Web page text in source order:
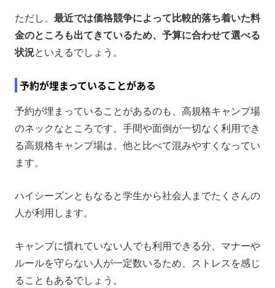
ただし、 最近では価格競争によって比較的落ち着いた料
金のところも出てきているため、予算に合わせて選べる
状況といえるでしょう。
予約が埋まっていることがある
予約が埋まっていることがあるのも、高規格キャンプ場
のネックなところです。手間や面倒が一切なく利用でき
る高規格キャンプ場は、他と比べて混みやすくなってい
ます。
ハイシーズンともなると学生から社会人までたくさんの
人が利用します。
キャンプに慣れていない人でも利用できる分、マナーや
ルールを守らない人が一定数いるため、ストレスを感じ
ることもあるでしょう。